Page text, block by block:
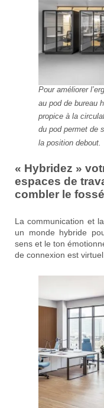
Pour améliorer
au pod de bureau
propice à la
du pod permet de
la position debout.
« Hybridez »
espaces de
combler le
La communication et
un monde hybride
sens et le ton
de connexion est